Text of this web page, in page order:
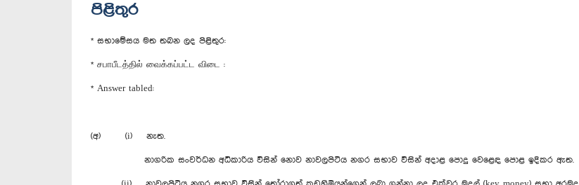
පිළිතුර
* සභාමේසය මත තබන ලද පිළිතුර:
* சபாபீடத்தில் வைக்கப்பட்ட விடை :
* Answer tabled:
(අ) (i) නැත.
නාගරික සංවර්ධන අධිකාරිය විසින් නොව නාවලපිටිය නගර සභාව විසින් අදාළ පොදු වෙළෙඳ පොළ ඉදිකර ඇත.